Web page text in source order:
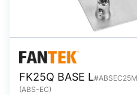
FK25Q BASE L#ABSEC25M
(ABS-EC)